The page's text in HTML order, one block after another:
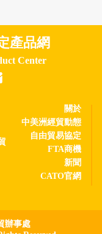
產品網
Center
關於
中美洲經貿動態
自由貿易協定
FTA商機
新聞
CATO官網
辦事處